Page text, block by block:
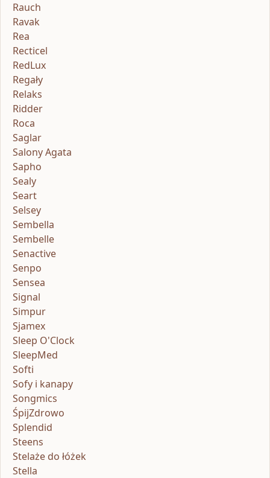
Rauch
Ravak
Rea
Recticel
RedLux
Regały
Relaks
Ridder
Roca
Saglar
Salony Agata
Sapho
Sealy
Seart
Selsey
Sembella
Sembelle
Senactive
Senpo
Sensea
Signal
Simpur
Sjamex
Sleep O'Clock
SleepMed
Softi
Sofy i kanapy
Songmics
ŚpijZdrowo
Splendid
Steens
Stelaże do łóżek
Stella